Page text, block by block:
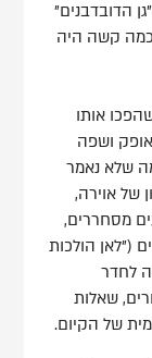
הדובדבנים"
כמה קשה היה
אותו
ושפה
שלא נאמר
של אוירה,
מסחררים,
("לאן הולכות
לחדר
שאלות
של הקיום.